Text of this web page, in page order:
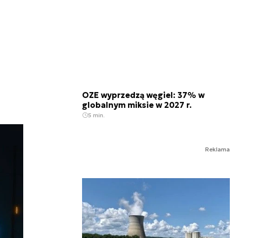
OZE wyprzedzą węgiel: 37% w
globalnym miksie w 2027 r.
5 min.
Reklama